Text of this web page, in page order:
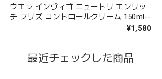
ウエラ インヴィゴ ニュートリ エンリッ
チ フリズ コントロールクリーム 150ml--
¥1,580
最近チェックした商品